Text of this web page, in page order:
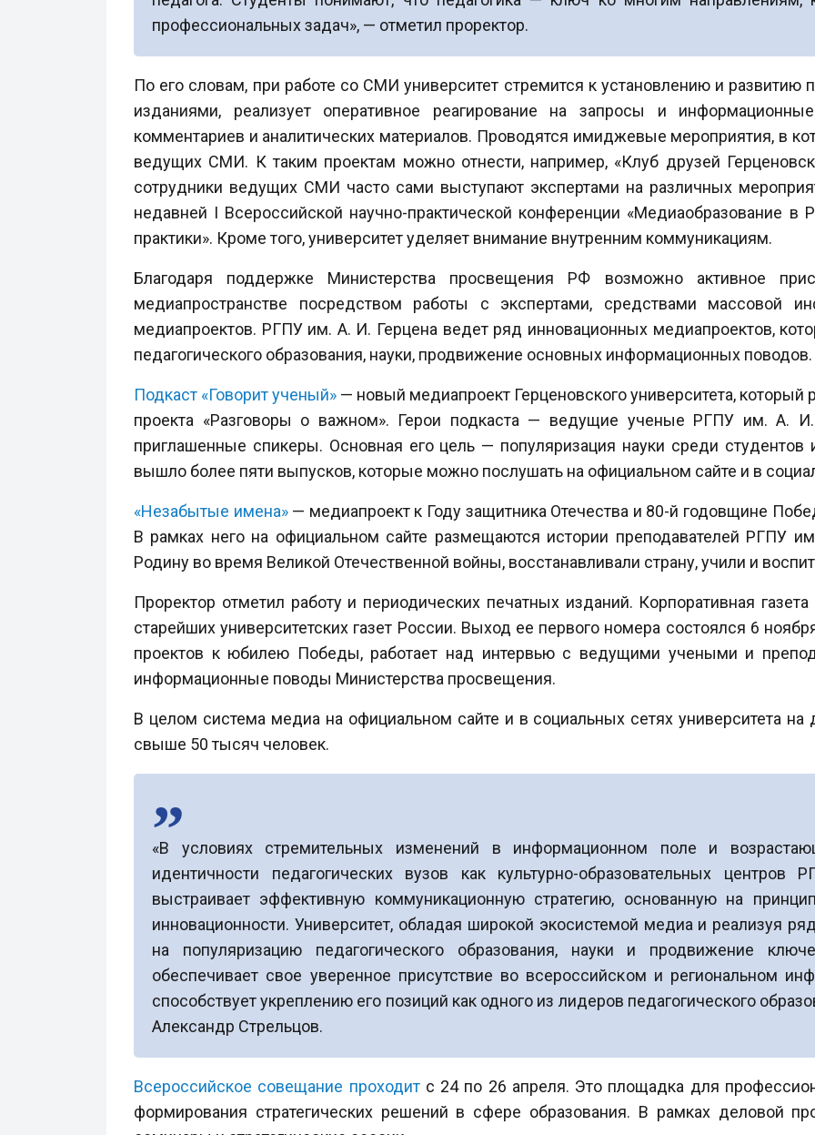
профессиональных задач», — отметил проректор.
По его словам, при работе со СМИ университет стремится к установлению и
изданиями, реализует оперативное реагирование на запросы и
комментариев и аналитических материалов. Проводятся имиджевые мероприятия, в
ведущих СМИ. К таким проектам можно отнести, например, «Клуб друзей
сотрудники ведущих СМИ часто сами выступают экспертами на различных
недавней I Всероссийской научно-практической конференции «Медиаобразование в
практики». Кроме того, университет уделяет внимание внутренним коммуникациям.
Благодаря поддержке Министерства просвещения РФ возможно активное
медиапространстве посредством работы с экспертами, средствами массовой
медиапроектов. РГПУ им. А. И. Герцена ведет ряд инновационных медиапроектов,
педагогического образования, науки, продвижение основных информационных поводов.
Подкаст «Говорит ученый» — новый медиапроект Герценовского университета, который
проекта «Разговоры о важном». Герои подкаста — ведущие ученые РГПУ им. А.
приглашенные спикеры. Основная его цель — популяризация науки среди
вышло более пяти выпусков, которые можно послушать на официальном сайте и в
«Незабытые имена»— медиапроект к Году защитника Отечества и 80-й годовщине
В рамках него на официальном сайте размещаются истории преподавателей РГПУ
Родину во время Великой Отечественной войны, восстанавливали страну, учили и
Проректор отметил работу и периодических печатных изданий. Корпоративная газета
старейших университетских газет России. Выход ее первого номера состоялся 6
проектов к юбилею Победы, работает над интервью с ведущими учеными и
информационные поводы Министерства просвещения.
В целом система медиа на официальном сайте и в социальных сетях университета
свыше 50 тысяч человек.
«В условиях стремительных изменений в информационном поле и
идентичности педагогических вузов как культурно-образовательных
выстраивает эффективную коммуникационную стратегию, основанную на
инновационности. Университет, обладая широкой экосистемой медиа и реализуя
на популяризацию педагогического образования, науки и продвижение
обеспечивает свое уверенное присутствие во всероссийском и региональном
способствует укреплению его позиций как одного из лидеров педагогического
Александр Стрельцов.
Всероссийское совещание проходитс 24 по 26 апреля. Это площадка для
формирования стратегических решений в сфере образования. В рамках деловой